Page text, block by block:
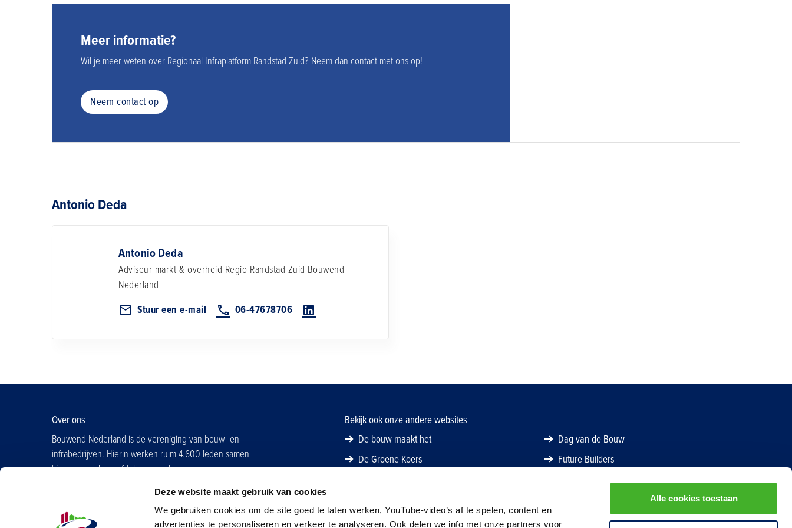
Deze website maakt gebruik van cookies
We gebruiken cookies om de site goed te laten werken, YouTube-video’s af te spelen, content en
advertenties te personaliseren en verkeer te analyseren. Ook delen we info met onze partners voor
Alle cookies toestaan
Meer informatie?
Wil je meer weten over Regionaal Infraplatform Randstad Zuid? Neem dan contact met ons op!
Neem contact op
Antonio Deda
Antonio Deda
Adviseur markt & overheid Regio Randstad Zuid Bouwend
Nederland
Stuur een e-mail
06-47678706
Over ons
Bouwend Nederland is de vereniging van bouw- en
infrabedrijven. Hierin werken ruim 4.600 leden samen
binnen regio's en afdelingen, vakgroepen en
Bekijk ook onze andere websites
De bouw maakt het
Dag van de Bouw
De Groene Koers
Future Builders